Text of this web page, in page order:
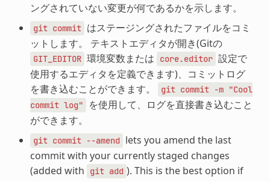
ングされていない変更が何であるかを示します。
git commit はステージングされたファイルをコミ
ットします。 テキストエディタが開き(Gitの
GIT_EDITOR 環境変数または core.editor 設定で
使用するエディタを定義できます)、コミットログ
を書き込むことができます。
git commit -m "Cool
commit log"
を使用して、ログを直接書き込むこと
ができます。
git commit --amend lets you amend the last
commit with your currently staged changes
(added with
git add ). This is the best option if